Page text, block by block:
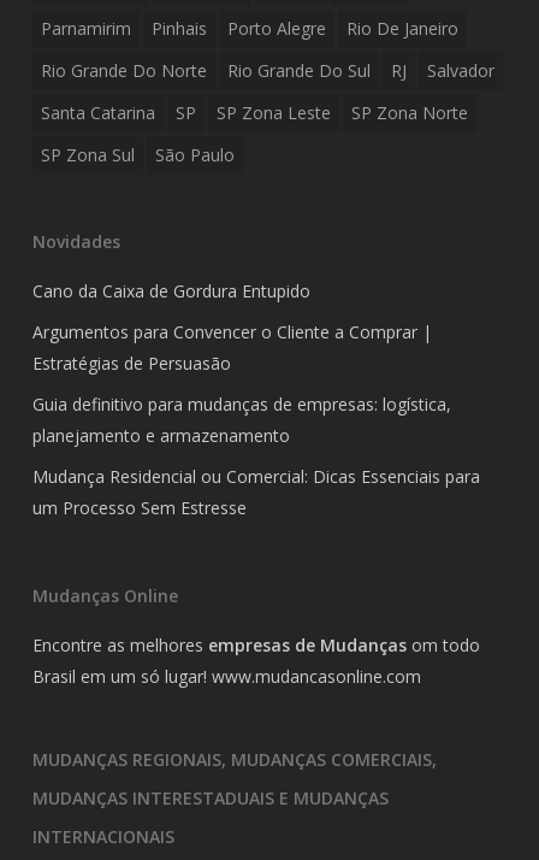
Parnamirim
Pinhais Porto Alegre
Rio De Janeiro
Rio Grande Do Norte
Rio Grande Do Sul RJ
Salvador
Santa Catarina
SP SP Zona Leste
SP Zona Norte
SP Zona Sul
São Paulo
Novidades
Cano da Caixa de Gordura Entupido
Argumentos para Convencer o Cliente a Comprar |
Estratégias de Persuasão
Guia definitivo para mudanças de empresas: logística,
planejamento e armazenamento
Mudança Residencial ou Comercial: Dicas Essenciais para
um Processo Sem Estresse
Mudanças Online
Encontre as melhores empresas de Mudançasom todo
Brasil em um só lugar! www.mudancasonline.com
MUDANÇAS REGIONAIS, MUDANÇAS COMERCIAIS,
MUDANÇAS INTERESTADUAIS E MUDANÇAS
INTERNACIONAIS